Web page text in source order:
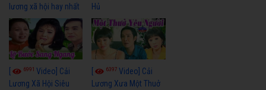
lương xã hội hay nhất
Hủ
6991 Video] Cải
Lương Xã Hội Siêu
6397Video] Cải
Lương Xưa Một Thuở